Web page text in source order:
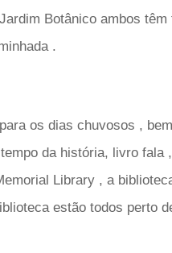
Botânico ambos
.
os dias chuvosos ,
da história, livro fala
Library , a
estão todos perto